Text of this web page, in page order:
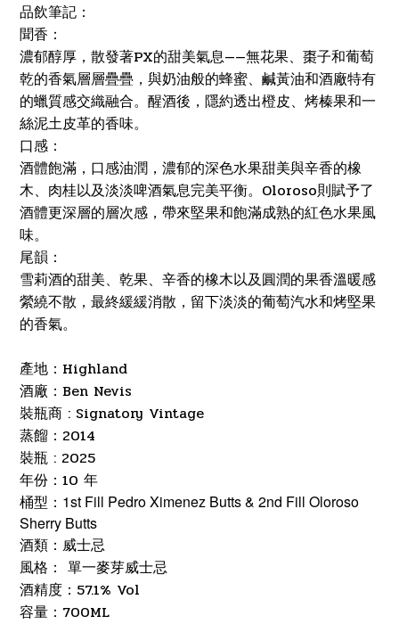
品飲筆記：
聞香：
濃郁醇厚，散發著PX的甜美氣息——無花果、棗子和葡萄
乾的香氣層層疊疊，與奶油般的蜂蜜、鹹黃油和酒廠特有
的蠟質感交織融合。醒酒後，隱約透出橙皮、烤榛果和一
絲泥土皮革的香味。
口感：
酒體飽滿，口感油潤，濃郁的深色水果甜美與辛香的橡
木、肉桂以及淡淡啤酒氣息完美平衡。Oloroso則賦予了
酒體更深層的層次感，帶來堅果和飽滿成熟的紅色水果風
味。
尾韻：
雪莉酒的甜美、乾果、辛香的橡木以及圓潤的果香溫暖感
縈繞不散，最終緩緩消散，留下淡淡的葡萄汽水和烤堅果
的香氣。
產地： Highland
酒廠： Ben Nevis
裝瓶商 : Signatory Vintage
蒸餾：2014
裝瓶 : 2025
年份：10 年
桶型：1st Fill Pedro Ximenez Butts & 2nd Fill Oloroso
Sherry Butts
酒類：威士忌
風格： 單一麥芽威士忌
酒精度：57.1% Vol
容量： 700ML